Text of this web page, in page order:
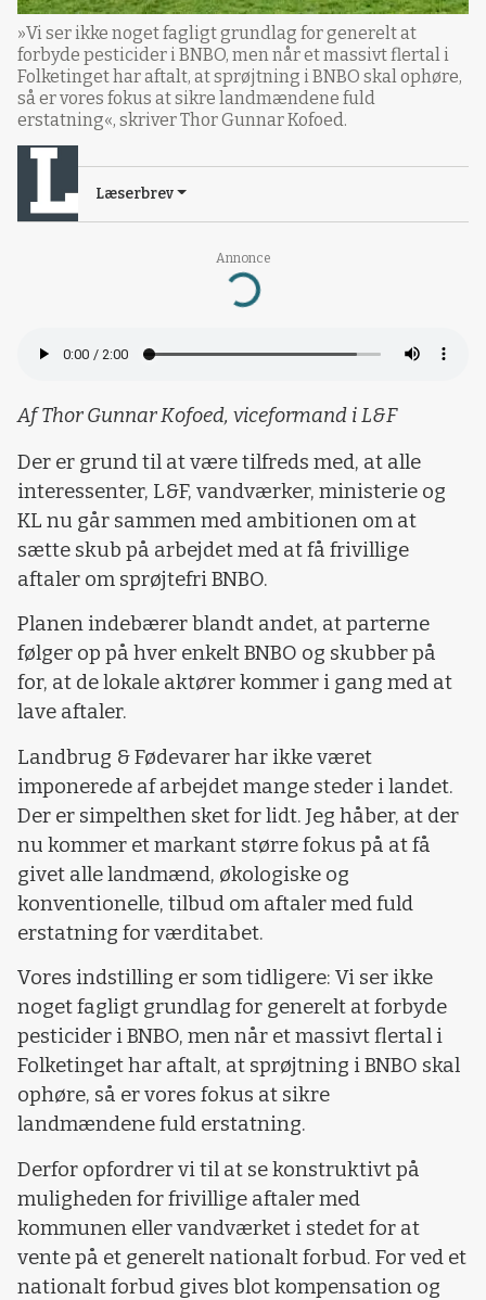
Annonce
Loading...
»Vi ser ikke noget fagligt grundlag for generelt at
forbyde pesticider i BNBO, men når et massivt flertal i
Folketinget har aftalt, at sprøjtning i BNBO skal ophøre,
så er vores fokus at sikre landmændene fuld
erstatning«, skriver Thor Gunnar Kofoed.
Læserbrev
Af Thor Gunnar Kofoed, viceformand i L&F
Der er grund til at være tilfreds med, at alle
interessenter, L&F, vandværker, ministerie og
KL nu går sammen med ambitionen om at
sætte skub på arbejdet med at få frivillige
aftaler om sprøjtefri BNBO.
Planen indebærer blandt andet, at parterne
følger op på hver enkelt BNBO og skubber på
for, at de lokale aktører kommer i gang med at
lave aftaler.
Landbrug & Fødevarer har ikke været
imponerede af arbejdet mange steder i landet.
Der er simpelthen sket for lidt. Jeg håber, at der
nu kommer et markant større fokus på at få
givet alle landmænd, økologiske og
konventionelle, tilbud om aftaler med fuld
erstatning for værditabet.
Vores indstilling er som tidligere: Vi ser ikke
noget fagligt grundlag for generelt at forbyde
pesticider i BNBO, men når et massivt flertal i
Folketinget har aftalt, at sprøjtning i BNBO skal
ophøre, så er vores fokus at sikre
landmændene fuld erstatning.
Derfor opfordrer vi til at se konstruktivt på
muligheden for frivillige aftaler med
kommunen eller vandværket i stedet for at
vente på et generelt nationalt forbud. For ved et
nationalt forbud gives blot kompensation og